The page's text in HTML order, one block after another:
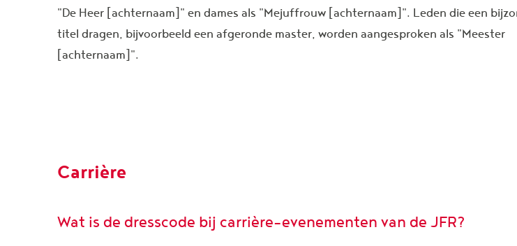
"De Heer [achternaam]" en dames als "Mejuffrouw [achternaam]". Leden die een
titel dragen, bijvoorbeeld een afgeronde master, worden aangesproken als "Meester
[achternaam]".
Carrière
Wat is de dresscode bij carrière-evenementen van de JFR?